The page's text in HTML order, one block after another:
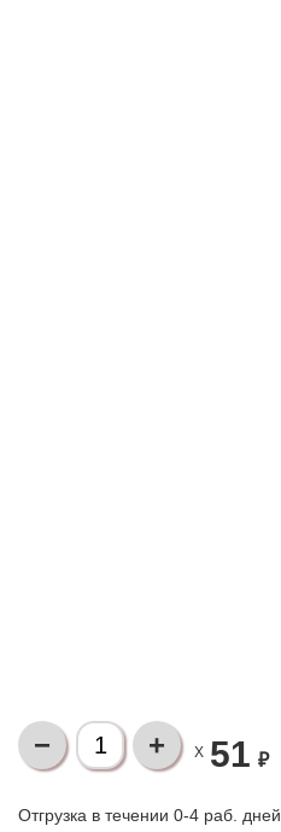
X 51 ₽
Отгрузка в течении 0-4 раб. дней